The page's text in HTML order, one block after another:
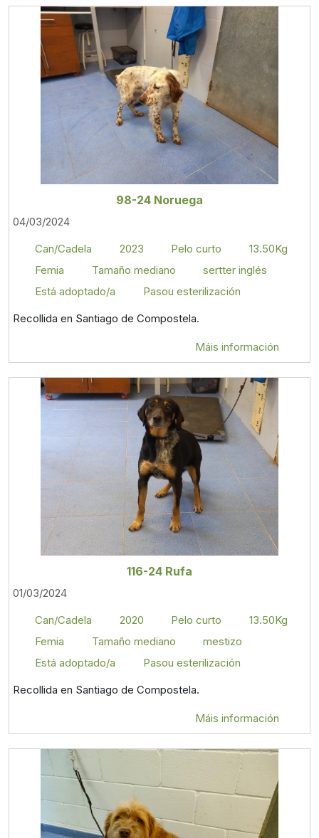
98-24 Noruega
04/03/2024
Can/Cadela
2023 Pelo curto
13.50Kg
Femia
Tamaño mediano
sertter inglés
Está adoptado/a
Pasou esterilización
Recollida en Santiago de Compostela.
Máis información
116-24 Rufa
01/03/2024
Can/Cadela
2020 Pelo curto
13.50Kg
Femia
Tamaño mediano
mestizo
Está adoptado/a
Pasou esterilización
Recollida en Santiago de Compostela.
Máis información